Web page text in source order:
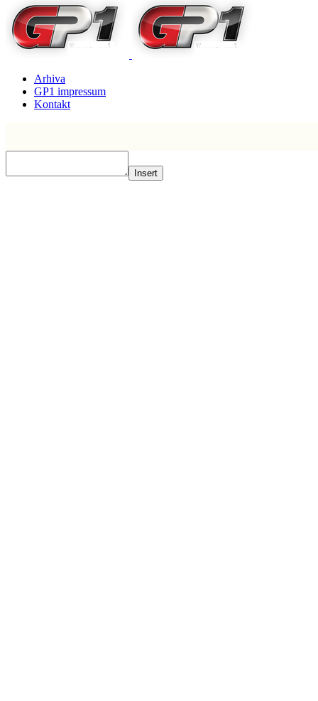
Arhiva
GP1 impressum
Kontakt
Insert